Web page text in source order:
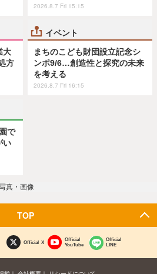
2026.8.7 Fri 15:15
大
方
イベント
まちのこども財団設立記念シ
ンポ9/6…創造性と探究の未来
を考える
2026.8.7 Fri 16:15
で
い
真・画像
TOP
Official X
Official
YouTube
Official
LINE